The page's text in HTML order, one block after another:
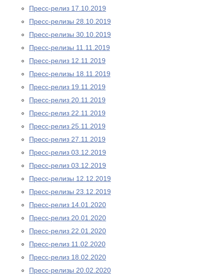
Пресс-релиз 17.10.2019
Пресс-релизы 28.10.2019
Пресс-релизы 30.10.2019
Пресс-релизы 11.11.2019
Пресс-релиз 12.11.2019
Пресс-релизы 18.11.2019
Пресс-релиз 19.11.2019
Пресс-релиз 20.11.2019
Пресс-релиз 22.11.2019
Пресс-релиз 25.11.2019
Пресс-релиз 27.11.2019
Пресс-релиз 03.12.2019
Пресс-релиз 03.12.2019
Пресс-релизы 12.12.2019
Пресс-релизы 23.12.2019
Пресс-релиз 14.01.2020
Пресс-релиз 20.01.2020
Пресс-релиз 22.01.2020
Пресс-релиз 11.02.2020
Пресс-релиз 18.02.2020
Пресс-релизы 20.02.2020